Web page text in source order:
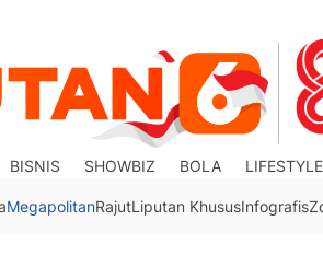
BISNIS SHOWBIZ BOLA LIFESTYLE
MegapolitanRajutLiputan KhususInfografis